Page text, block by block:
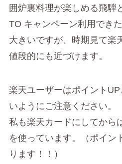
囲炉裏料理が楽しめる飛騨
TO キャンペーン利用でき
大きいですが、時期見て楽
値段的にも近づけます。
楽天ユーザーはポイント
いようにご注意ください。
私も楽天カードにしてから
を使っています。（ポイン
ります！！）